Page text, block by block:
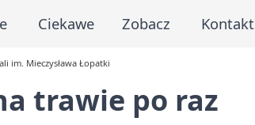
Ciekawe Zobacz Kontakt
im. Mieczysława Łopatki
trawie po raz